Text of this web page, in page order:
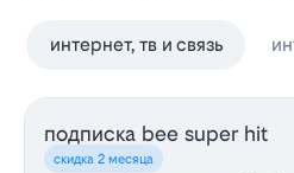
интернет, тв и связь
подписка bee super hit
скидка 2 месяца